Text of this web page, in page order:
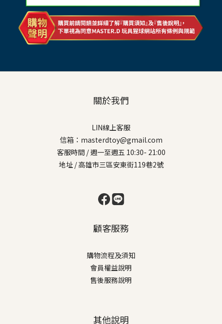
關於我們
LIN線上客服
信箱：masterdtoy@gmail.com
客服時間 / 週一至週五 10:30- 21:00
地址 / 高雄市三區安東街119巷2號
顧客服務
購物流程及須知
會員權益說明
售後服務說明
其他說明